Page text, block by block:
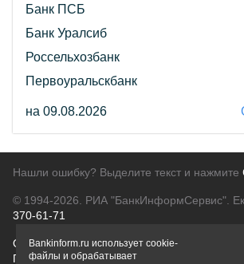
Банк ПСБ
Банк Уралсиб
Россельхозбанк
Первоуральскбанк
на 09.08.2026
Нашли ошибку? Выделите текст и нажмите
© 1994-2026. РИА "БанкИнформСервис".
370-61-71
О проектеПолитика конфиденциальности
Правовая информацияДля рекламодателей
Bankinform.ru использует cookie-
файлы и обрабатывает